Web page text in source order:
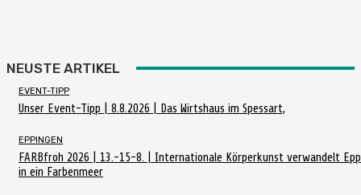
NEUSTE ARTIKEL
EVENT-TIPP
Unser Event-Tipp | 8.8.2026 | Das Wirtshaus im Spessart,
EPPINGEN
FARBfroh 2026 | 13.-15-8. | Internationale Körperkunst verwandelt
in ein Farbenmeer